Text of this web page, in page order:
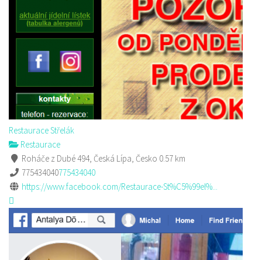
Restaurace Střelák
Restaurace
Roháče z Dubé 494, Česká Lípa, Česko 0.57 km
775434040775434040
https://www.facebook.com/Restaurace-St%C5%99el%...